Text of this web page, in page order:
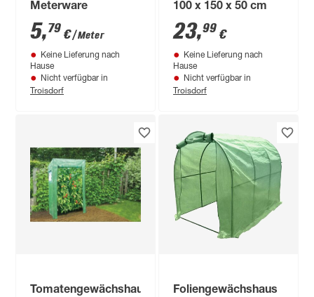
Meterware
5,79 €/ Meter
Keine Lieferung nach
Hause
Nicht verfügbar in
Troisdorf
100 x 150 x 50 cm
23,99 €
Keine Lieferung nach
Hause
Nicht verfügbar in
Troisdorf
Tomatengewächshaus
Foliengewächshaus